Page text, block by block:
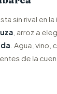
sin rival en
, arroz a
. Agua,
de la